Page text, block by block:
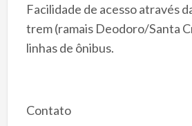
Facilidade de acesso através
trem (ramais Deodoro/Santa
linhas de ônibus.
Contato